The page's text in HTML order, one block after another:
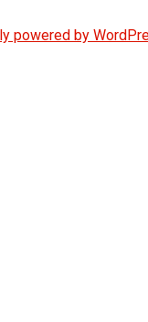
powered by